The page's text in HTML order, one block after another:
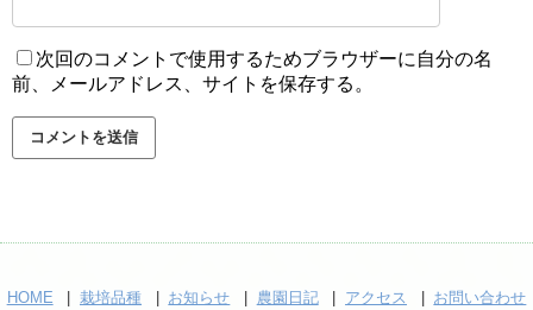
次回のコメントで使用するためブラウザーに自分の名
前、メールアドレス、サイトを保存する。
HOME 栽培品種 お知らせ 農園日記 アクセス お問い合わせ